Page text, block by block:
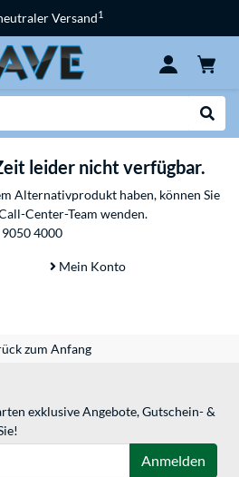
Versand1
leider nicht verfügbar.
Alternativprodukt haben, können Sie
Center-Team wenden.
4000
Mein Konto
zum Anfang
exklusive Angebote, Gutschein- &
Anmelden